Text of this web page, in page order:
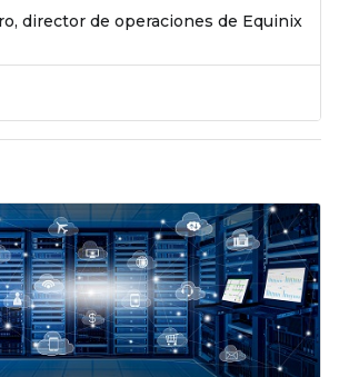
director de operaciones de Equinix